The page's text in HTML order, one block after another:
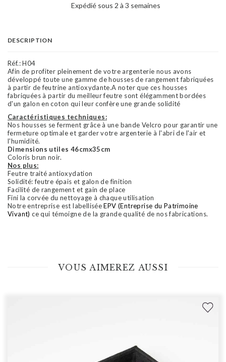
Expédié sous 2 à 3 semaines
DESCRIPTION
Réf.:H04
Afin de profiter pleinement de votre argenterie nous avons
développé toute une gamme de housses de rangement fabriquées
à partir de feutrine antioxydante.A noter que ces housses
fabriquées à partir du meilleur feutre sont élégamment bordées
d'un galon en coton qui leur confère une grande solidité
Caractéristiques techniques:
Nos housses se ferment grâce à une bande Velcro pour garantir une
fermeture optimale et garder votre argenterie à l'abri de l'air et
l'humidité.
Dimensions utiles 46cmx35cm
Coloris brun noir.
Nos plus:
Feutre traité antioxydation
Solidité: feutre épais et galon de finition
Facilité de rangement et gain de place
Fini la corvée du nettoyage à chaque utilisation
Notre entreprise est labelliséeEPV (Entreprise du Patrimoine
Vivant) ce qui témoigne de la grande qualité de nos fabrications.
VOUS AIMEREZ AUSSI